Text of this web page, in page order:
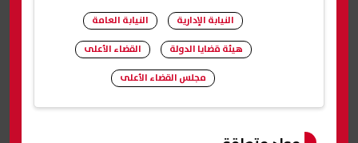
النيابة الإدارية
النيابة العامة
هيئة قضايا الدولة
القضاء الأعلى
مجلس القضاء الأعلى